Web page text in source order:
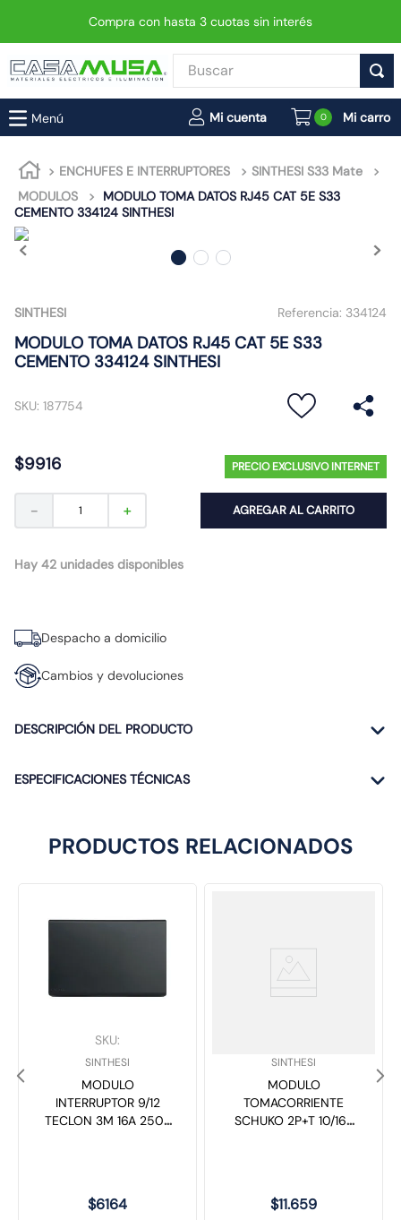
Compra con hasta 3 cuotas sin interés
Buscar
0
ENCHUFES E INTERRUPTORES
SINTHESI S33 Mate
MODULOS
MODULO TOMA DATOS RJ45 CAT 5E S33
CEMENTO 334124 SINTHESI
SINTHESI Referencia: 334124
MODULO TOMA DATOS RJ45 CAT 5E S33
CEMENTO 334124 SINTHESI
SKU: 187754
$9916 PRECIO EXCLUSIVO INTERNET
＋
－ AGREGAR AL CARRITO
Hay 42 unidades disponibles
Despacho a domicilio
Cambios y devoluciones
DESCRIPCIÓN DEL PRODUCTO
ESPECIFICACIONES TÉCNICAS
PRODUCTOS RELACIONADOS
SKU:
SINTHESI
MODULO
INTERRUPTOR 9/12
TECLON 3M 16A 250V
$6164
SINTHESI
MODULO
TOMACORRIENTE
SCHUKO 2P+T 10/16A
$11.659
TÉRMINOS MÁS BUSCADOS
1.
enchufe
2.
interruptor
3.
luminaria vial led neo
5.
ampolleta
8.
matixgo